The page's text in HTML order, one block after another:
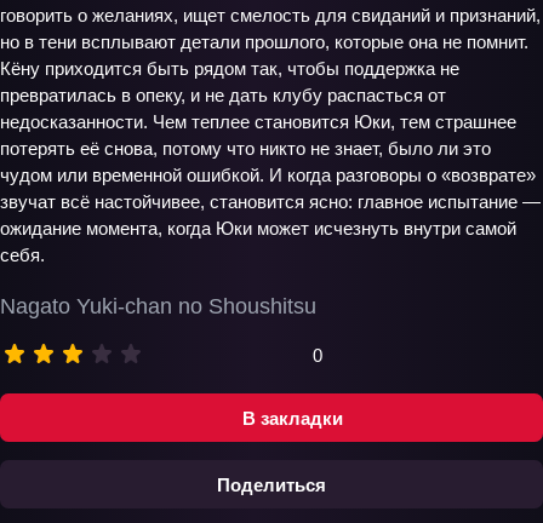
В закладки
Поделиться
Nagato Yuki-chan no Shoushitsu
0
говорить о желаниях, ищет смелость для свиданий и признаний,
но в тени всплывают детали прошлого, которые она не помнит.
Кёну приходится быть рядом так, чтобы поддержка не
превратилась в опеку, и не дать клубу распасться от
недосказанности. Чем теплее становится Юки, тем страшнее
потерять её снова, потому что никто не знает, было ли это
чудом или временной ошибкой. И когда разговоры о «возврате»
звучат всё настойчивее, становится ясно: главное испытание —
ожидание момента, когда Юки может исчезнуть внутри самой
себя.